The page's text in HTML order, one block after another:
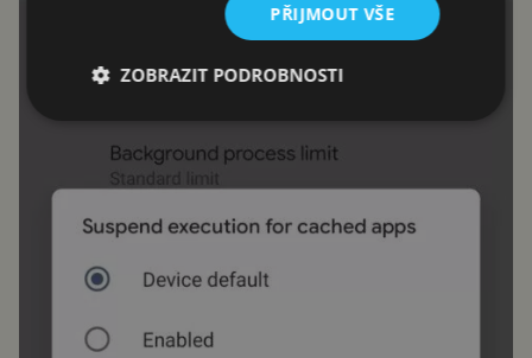
PŘIJMOUT VŠE
ZOBRAZIT PODROBNOSTI